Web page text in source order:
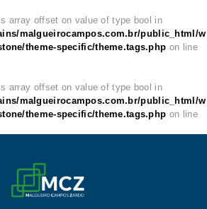
array offset on value of type bool in
malgueirocampos.com.br/public_html/w
theme-specific/theme.tags.php on line
array offset on value of type bool in
malgueirocampos.com.br/public_html/w
theme-specific/theme.tags.php on line